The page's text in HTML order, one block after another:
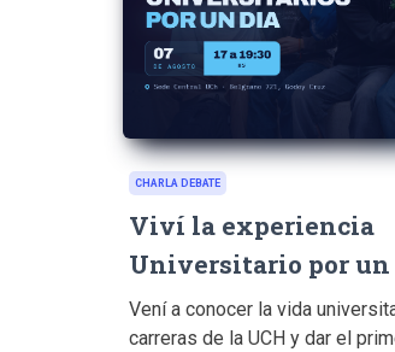
CHARLA DEBATE
Viví la experiencia
Universitario por un
Vení a conocer la vida
carreras de la UCH y dar el